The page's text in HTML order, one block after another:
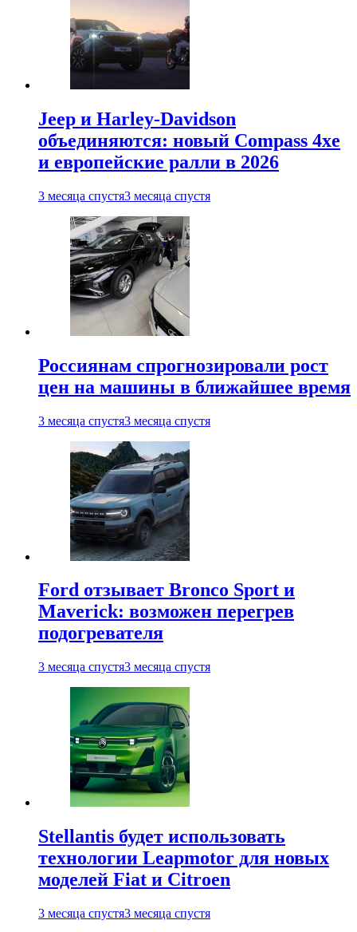
Jeep и Harley-Davidson
объединяются: новый Compass 4xe
и европейские ралли в 2026
3 месяца спустя3 месяца спустя
Россиянам спрогнозировали рост
цен на машины в ближайшее время
3 месяца спустя3 месяца спустя
Ford отзывает Bronco Sport и
Maverick: возможен перегрев
подогревателя
3 месяца спустя3 месяца спустя
Stellantis будет использовать
технологии Leapmotor для новых
моделей Fiat и Citroen
3 месяца спустя3 месяца спустя